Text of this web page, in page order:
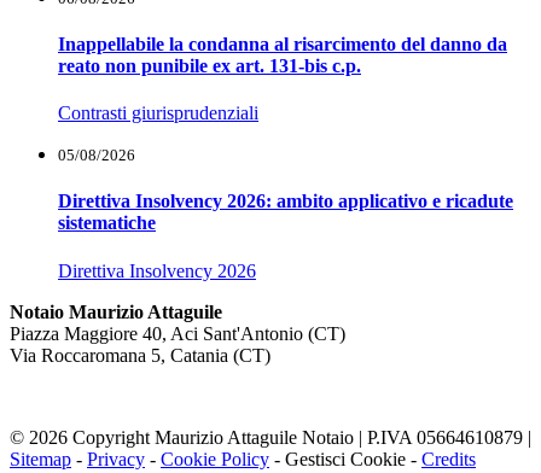
Inappellabile la condanna al risarcimento del danno da
reato non punibile ex art. 131-bis c.p.
Contrasti giurisprudenziali
05/08/2026
Direttiva Insolvency 2026: ambito applicativo e ricadute
sistematiche
Direttiva Insolvency 2026
Notaio Maurizio Attaguile
Piazza Maggiore 40, Aci Sant'Antonio (CT)
Via Roccaromana 5, Catania (CT)
© 2026 Copyright Maurizio Attaguile Notaio | P.IVA 05664610879 |
Sitemap - Privacy - Cookie Policy - Gestisci Cookie - Credits